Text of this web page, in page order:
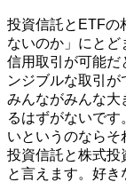
投資信託とETFの
ないのか」にとど
信用取引が可能だ
ンジブルな取引が
みんながみんな大
るはずがないで
いというのならそ
投資信託と株式投
と言えます。好